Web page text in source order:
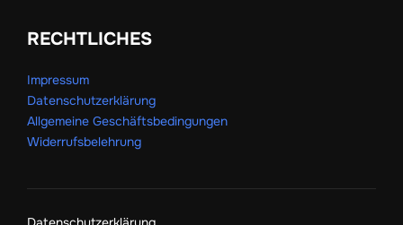
RECHTLICHES
Impressum
Datenschutzerklärung
Allgemeine Geschäftsbedingungen
Widerrufsbelehrung